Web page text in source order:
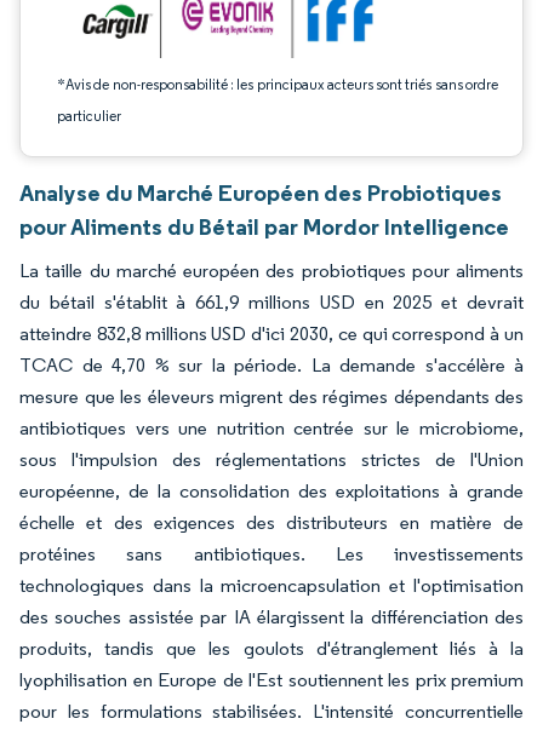
*Avis de non-responsabilité : les principaux acteurs sont triés sans ordre
particulier
Analyse du Marché Européen des Probiotiques
pour Aliments du Bétail par Mordor Intelligence
La taille du marché européen des probiotiques pour aliments
du bétail s'établit à 661,9 millions USD en 2025 et devrait
atteindre 832,8 millions USD d'ici 2030, ce qui correspond à un
TCAC de 4,70 % sur la période. La demande s'accélère à
mesure que les éleveurs migrent des régimes dépendants des
antibiotiques vers une nutrition centrée sur le microbiome,
sous l'impulsion des réglementations strictes de l'Union
européenne, de la consolidation des exploitations à grande
échelle et des exigences des distributeurs en matière de
protéines sans antibiotiques. Les investissements
technologiques dans la microencapsulation et l'optimisation
des souches assistée par IA élargissent la différenciation des
produits, tandis que les goulots d'étranglement liés à la
lyophilisation en Europe de l'Est soutiennent les prix premium
pour les formulations stabilisées. L'intensité concurrentielle